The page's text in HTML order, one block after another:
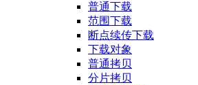
普通下载
范围下载
断点续传下载
下载对象
普通拷贝
分片拷贝